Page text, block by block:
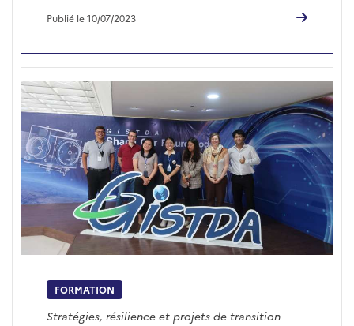
Publié le 10/07/2023
FORMATION
Stratégies, résilience et projets de transition